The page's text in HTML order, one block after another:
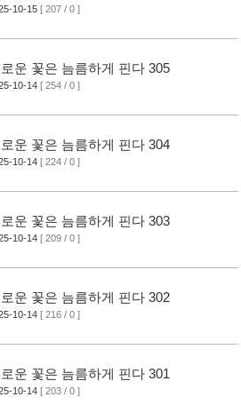
10-15 [ 207 / 0 ]
운 꽃은 늠름하게 핀다 305
10-14 [ 254 / 0 ]
운 꽃은 늠름하게 핀다 304
10-14 [ 224 / 0 ]
운 꽃은 늠름하게 핀다 303
10-14 [ 209 / 0 ]
운 꽃은 늠름하게 핀다 302
10-14 [ 216 / 0 ]
운 꽃은 늠름하게 핀다 301
10-14 [ 203 / 0 ]